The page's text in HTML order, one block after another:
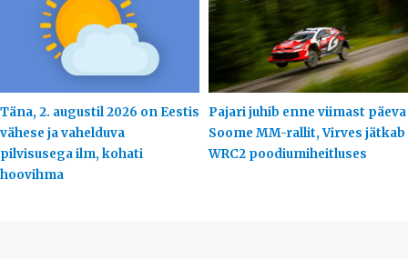
Täna, 2. augustil 2026 on Eestis
vähese ja vahelduva
pilvisusega ilm, kohati
hoovihma
Pajari juhib enne viimast päeva
Soome MM-rallit, Virves jätkab
WRC2 poodiumiheitluses